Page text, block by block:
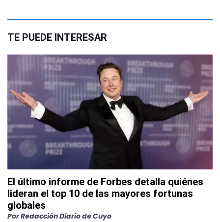
TE PUEDE INTERESAR
El último informe de Forbes detalla quiénes
lideran el top 10 de las mayores fortunas
globales
PorRedacción Diario de Cuyo